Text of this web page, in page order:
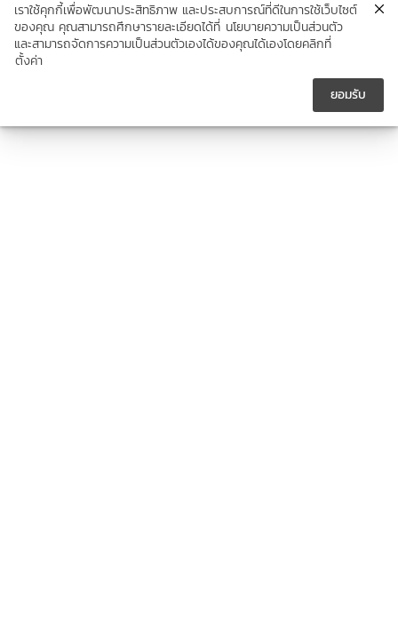

© 2026 Faculty of Engineering, Chulalongkorn University
เราใช้คุกกี้เพื่อพัฒนาประสิทธิภาพ และประสบการณ์ที่ดีในการใช้เว็บไซต์
ของคุณ คุณสามารถศึกษารายละเอียดได้ที่ นโยบายความเป็นส่วนตัว
และสามารถจัดการความเป็นส่วนตัวเองได้ของคุณได้เองโดยคลิกที่
ตั้งค่า
ยอมรับ